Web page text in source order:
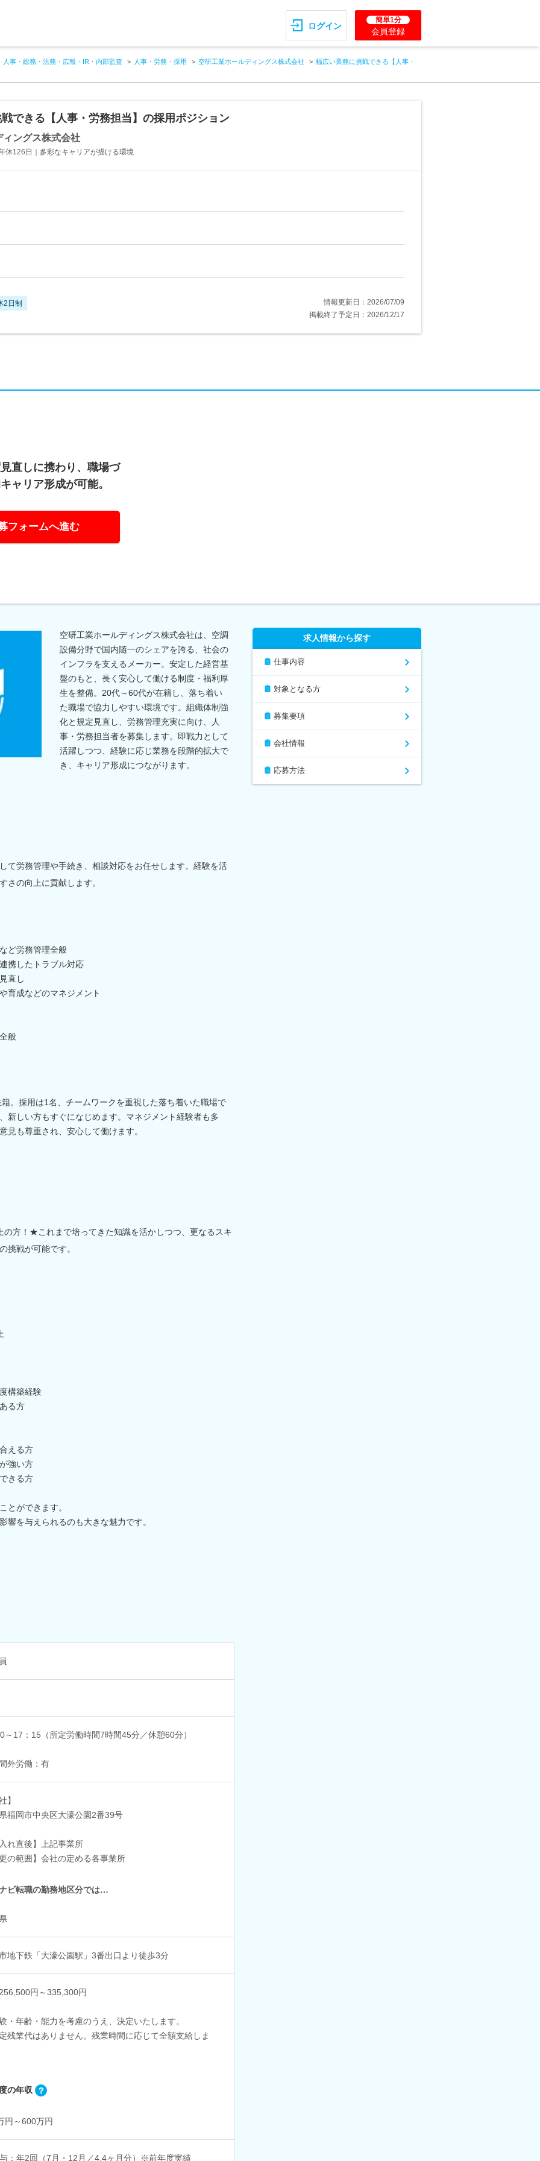
ログイン
簡単1分
会員登録
人事・総務・法務・広報・IR・内部監査 人事・労務・採用 空研工業ホールディングス株式会社 幅広い業務に挑戦できる【人事・
できる【人事・労務担当】の採用ポジション
ングス株式会社
休126日｜多彩なキャリアが描ける環境
2日制
情報更新日：2026/07/09
掲載終了予定日：2026/12/17
直しに携わり、職場づ
ャリア形成が可能。
フォームへ進む
空研工業ホールディングス株式会社は、空調
設備分野で国内随一のシェアを誇る、社会の
インフラを支えるメーカー。安定した経営基
盤のもと、長く安心して働ける制度・福利厚
生を整備。20代～60代が在籍し、落ち着い
た職場で協力しやすい環境です。組織体制強
化と規定見直し、労務管理充実に向け、人
事・労務担当者を募集します。即戦力として
活躍しつつ、経験に応じ業務を段階的拡大で
き、キャリア形成につながります。
て労務管理や手続き、相談対応をお任せします。経験を活
さの向上に貢献します。
ど労務管理全般
携したトラブル対応
直し
育成などのマネジメント
般
。採用は1名、チームワークを重視した落ち着いた職場で
新しい方もすぐになじめます。マネジメント経験者も多
見も尊重され、安心して働けます。
方！★これまで培ってきた知識を活かしつつ、更なるスキ
挑戦が可能です。
構築経験
る方
える方
強い方
きる方
とができます。
響を与えられるのも大きな魅力です。
～17：15（所定労働時間7時間45分／休憩60分）
外労働：有
】
福岡市中央区大濠公園2番39号
れ直後】上記事業所
の範囲】会社の定める各事業所
ビ転職の勤務地区分では…
地下鉄「大濠公園駅」3番出口より徒歩3分
円～335,300円
・年齢・能力を考慮のうえ、決定いたします。
残業代はありません。残業時間に応じて全額支給しま
の年収
円～600万円
：年2回（7月・12月／4.4ヶ月分）※前年度実績
求人情報から探す
仕事内容
対象となる方
募集要項
会社情報
応募方法